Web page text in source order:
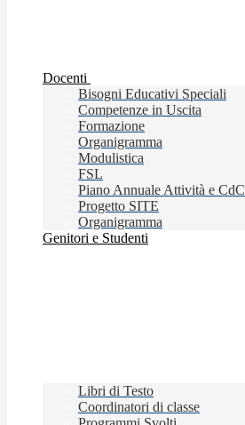
Docenti
Bisogni Educativi Speciali
Competenze in Uscita
Formazione
Organigramma
Modulistica
FSL
Piano Annuale Attività e CdC
Progetto SITE
Organigramma
Genitori e Studenti
Libri di Testo
Coordinatori di classe